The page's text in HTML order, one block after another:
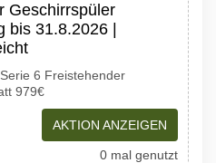
Geschirrspüler
31.8.2026 |
6 Freistehender
979€
AKTION ANZEIGEN
0 mal genutzt